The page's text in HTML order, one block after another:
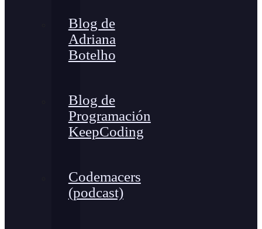
Blog de
Adriana
Botelho
Blog de
Programación
KeepCoding
Codemacers
(podcast)